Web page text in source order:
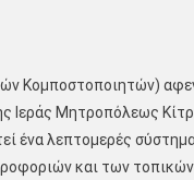
Κομποστοποιητών)
Ιεράς Μητροπόλεως
ένα λεπτομερές
και των